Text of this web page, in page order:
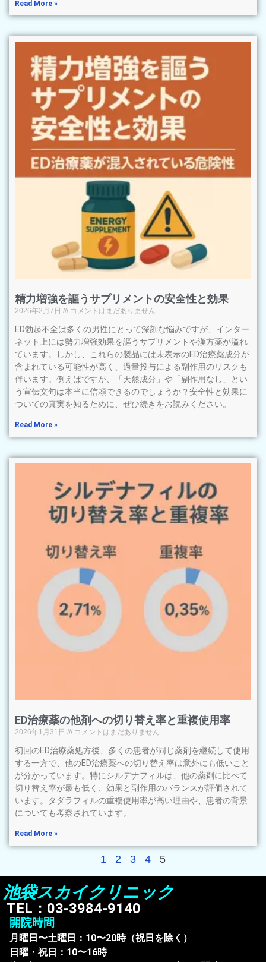
Read More »
精力増強を謳うサプリメントの安全性と効果
2026年2月7日 コメントはまだありません
ED勃起不全は多くの男性にとって深刻な悩みですが、インター
ネット上には勢力増強効果を謳うサプリメントや漢方薬が溢れ
ています。しかし、これらの製品には未表示のED治療薬成分が
含まれている可能性が高く、過量投与による副作用のリスクも
伴います。例えばですが、「天然成分」や「副作用なし」とい
う宣伝文句は本当に信頼できるのでしょうか？安全性と効果に
ついての真実を知るために、ぜひ続きをお読みください。
Read More »
ED治療薬の他剤への切り替え率と重複使用率
2026年1月31日 コメントはまだありません
初回のED治療薬処方後、多くの患者が同じ薬剤を継続して使用
する一方で、他のED治療薬への切り替え率は意外にも低いこと
が分かっています。特にシルデナフィルは、他の薬剤に比べて
切り替え率が最も低く、効果と副作用のバランスが評価されて
います。タダラフィルの重複使用率が高い理由や、患者の背景
についても考察されています。
Read More »
1 2 3 4 5
池袋スカイクリニック
TEL：03-3984-9140
開院時間
月曜日〜土曜日：10〜20時（祝日を除く）
日曜・祝日：10〜16時